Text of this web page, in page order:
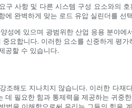
구 사항 및 다른 시스템 구성 요소와의
에 완벽하게 맞는 로드 유압 실린더를 선
성에 있으며 광범위한 산업 응용 분야
요합니다. 이러한 요소를 신중하게 평
공할 수 있습니다.
조해도 지나치지 않습니다. 이러한 다
데 필요한 힘과 통제력을 제공하는 귀